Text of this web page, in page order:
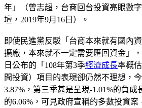
年」（曾志超，台商回台投資亮眼數
壇，2019年9月16日）。
即使民進黨反駁「台商本來就有國內
擴廠，本來就不一定需要匯回資金」
日公布的「108年第3季經濟成長率概
間投資）項目的表現卻仍然不理想，
3.87%，第三季甚是呈現-1.01%的負成
的6.06%，可見政府宣稱的多數投資案